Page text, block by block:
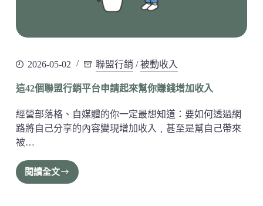
2026-05-02 聯盟行銷 /被動收入
這42個聯盟行銷平台申請起來幫你賺錢增加收入
經營部落格、自媒體的你一定最想知道：要如何透過網
路將自己分享的內容變現增加收入﹐甚至是幫自己帶來
被…
閱讀全文